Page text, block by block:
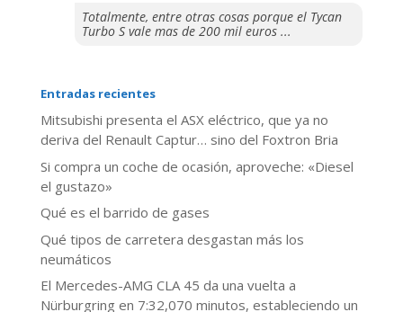
Totalmente, entre otras cosas porque el Tycan
Turbo S vale mas de 200 mil euros ...
Entradas recientes
Mitsubishi presenta el ASX eléctrico, que ya no
deriva del Renault Captur… sino del Foxtron Bria
Si compra un coche de ocasión, aproveche: «Diesel
el gustazo»
Qué es el barrido de gases
Qué tipos de carretera desgastan más los
neumáticos
El Mercedes-AMG CLA 45 da una vuelta a
Nürburgring en 7:32,070 minutos, estableciendo un